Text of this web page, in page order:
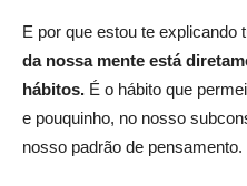
E por que estou te explicando
da nossa mente está
hábitos. É o hábito que
e pouquinho, no nosso
nosso padrão de pensamento.